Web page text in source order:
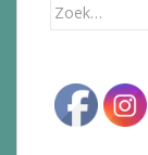
Zoek